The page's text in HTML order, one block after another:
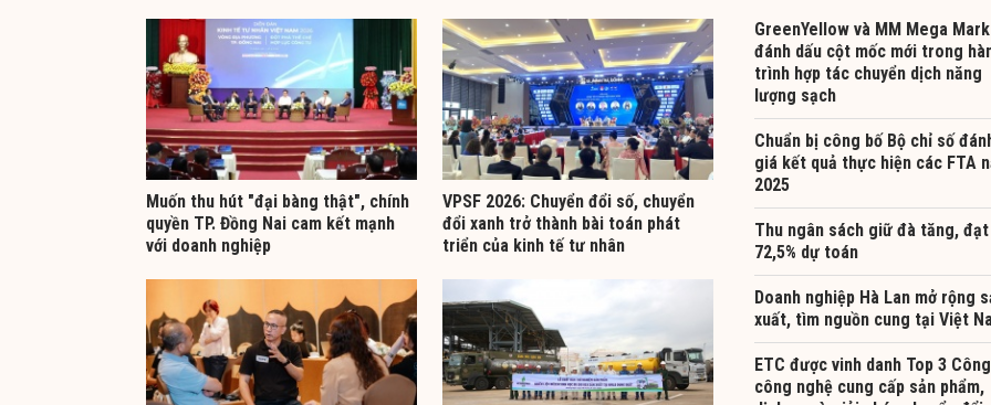
Muốn thu hút "đại bàng thật", chính
quyền TP. Đồng Nai cam kết mạnh
với doanh nghiệp
VPSF 2026: Chuyển đổi số, chuyển
đổi xanh trở thành bài toán phát
triển của kinh tế tư nhân
GreenYellow và MM Mega
đánh dấu cột mốc mới trong
trình hợp tác chuyển dịch năng
lượng sạch
Chuẩn bị công bố Bộ chỉ số
giá kết quả thực hiện các FTA
2025
Thu ngân sách giữ đà tăng, đạt
72,5% dự toán
Doanh nghiệp Hà Lan mở rộng
xuất, tìm nguồn cung tại Việt
ETC được vinh danh Top 3
công nghệ cung cấp sản phẩm,